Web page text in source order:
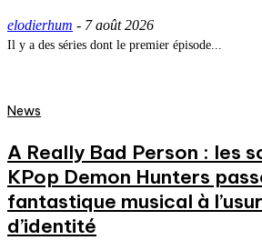
elodierhum - 7 août 2026
Il y a des séries dont le premier épisode...
News
A Really Bad Person : les
KPop Demon Hunters
fantastique musical à
d’identité